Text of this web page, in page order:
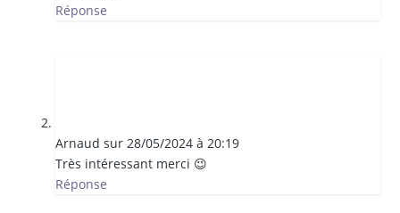
Réponse
Arnaud sur 28/05/2024 à 20:19
Très intéressant merci 😉
Réponse